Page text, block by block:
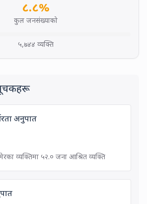
८.८%
कुल जनसंख्याको
५,७४४ व्यक्ति
Demographic
अनुपातDemographic Dependency
व्यक्तिमा ५२.० जना आश्रित व्यक्ति52.0
Child Dependency Ratio